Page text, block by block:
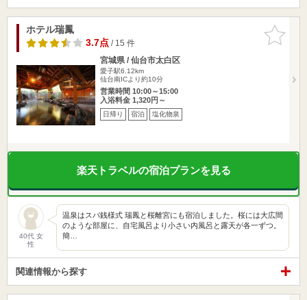
お気に入
りに追加
ホテル瑞鳳
3.7点/ 15 件
宮城県 / 仙台市太白区
愛子駅6.12km
仙台南ICより約10分
営業時間 10:00～15:00
入浴料金 1,320円～
日帰り 宿泊 塩化物泉
楽天トラベルの宿泊プランを見る
40代 女
性
温泉はスパ銭様式 瑞鳳と桜離宮にも宿泊しました。桜には大広間
のような部屋に、自宅風呂より小さい内風呂と露天が各一ずつ。
簡…
関連情報から探す